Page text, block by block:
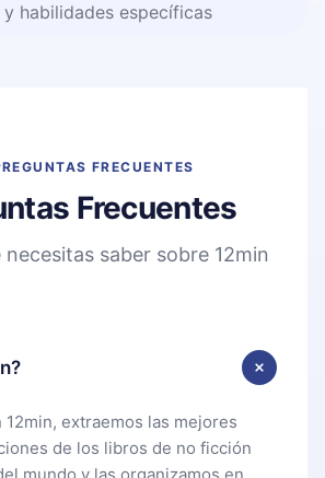
y habilidades específicas
FRECUENTES
Frecuentes
saber sobre 12min
12min, extraemos las mejores
de los libros de no ficción